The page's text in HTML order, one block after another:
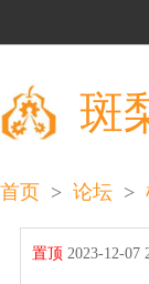
斑
首页 > 论坛 >
置顶2023-12-07